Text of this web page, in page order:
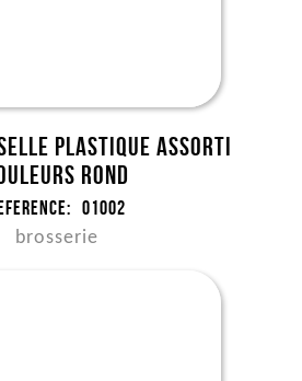
plastique assorti
rond
01002
brosserie